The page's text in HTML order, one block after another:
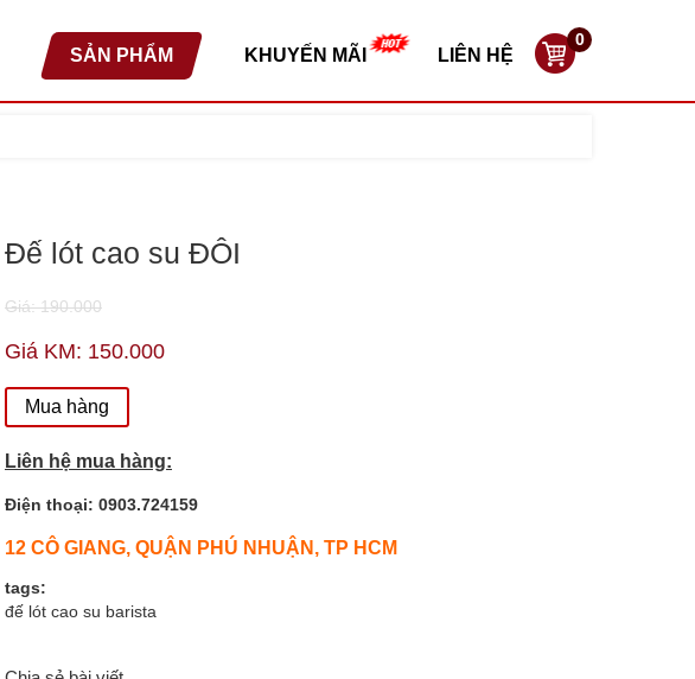
SẢN PHẨM KHUYẾN MÃI LIÊN HỆ
0
Đế lót cao su ĐÔI
Giá: 190.000
Giá KM: 150.000
Mua hàng
Liên hệ mua hàng:
Điện thoại: 0903.724159
12 CÔ GIANG, QUẬN PHÚ NHUẬN, TP HCM
tags:
đế lót cao su barista